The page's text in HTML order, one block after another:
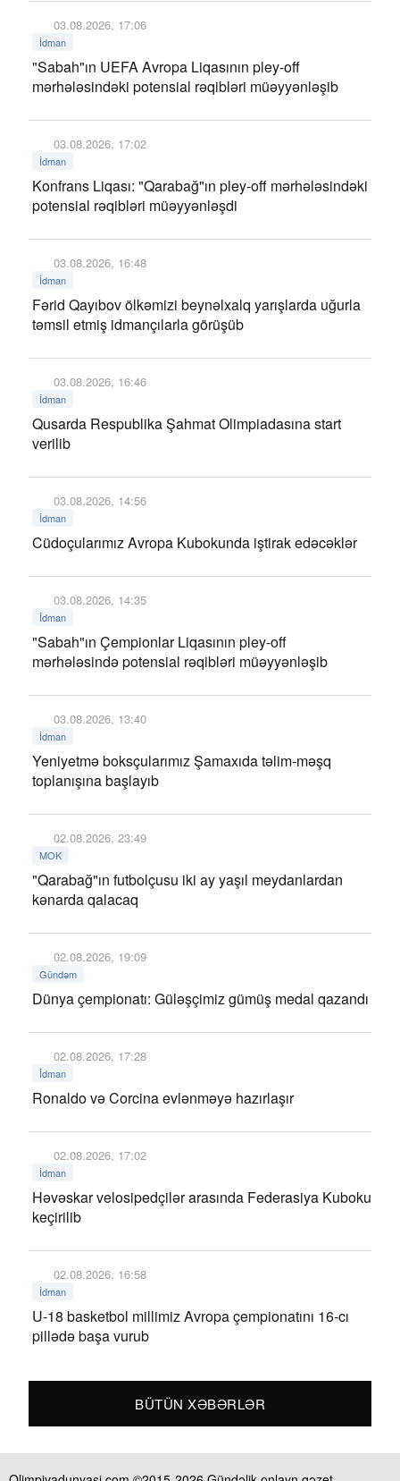
03.08.2026, 17:06
İdman
"Sabah"ın UEFA Avropa Liqasının pley-off
mərhələsindəki potensial rəqibləri müəyyənləşib
03.08.2026, 17:02
İdman
Konfrans Liqası: "Qarabağ"ın pley-off mərhələsindəki
potensial rəqibləri müəyyənləşdi
03.08.2026, 16:48
İdman
Fərid Qayıbov ölkəmizi beynəlxalq yarışlarda uğurla
təmsil etmiş idmançılarla görüşüb
03.08.2026, 16:46
İdman
Qusarda Respublika Şahmat Olimpiadasına start
verilib
03.08.2026, 14:56
İdman
Cüdoçularımız Avropa Kubokunda iştirak edəcəklər
03.08.2026, 14:35
İdman
"Sabah"ın Çempionlar Liqasının pley-off
mərhələsində potensial rəqibləri müəyyənləşib
03.08.2026, 13:40
İdman
Yeniyetmə boksçularımız Şamaxıda təlim-məşq
toplanışına başlayıb
02.08.2026, 23:49
MOK
"Qarabağ"ın futbolçusu iki ay yaşıl meydanlardan
kənarda qalacaq
02.08.2026, 19:09
Gündəm
Dünya çempionatı: Güləşçimiz gümüş medal qazandı
02.08.2026, 17:28
İdman
Ronaldo və Corcina evlənməyə hazırlaşır
02.08.2026, 17:02
İdman
Həvəskar velosipedçilər arasında Federasiya Kuboku
keçirilib
02.08.2026, 16:58
İdman
U-18 basketbol millimiz Avropa çempionatını 16-cı
pillədə başa vurub
BÜTÜN XƏBƏRLƏR